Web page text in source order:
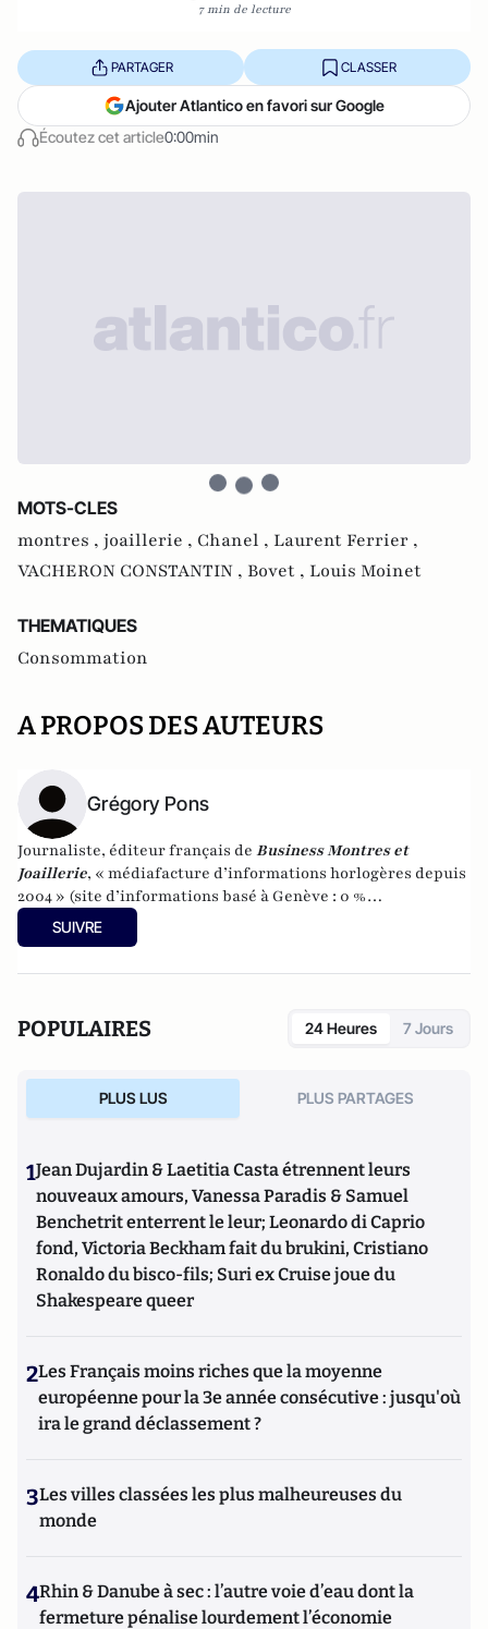
7 min de lecture
Écoutez cet article0:00min
PARTAGER CLASSER
Ajouter Atlantico en favori sur Google
MOTS-CLES
montres , joaillerie , Chanel , Laurent Ferrier ,
VACHERON CONSTANTIN , Bovet , Louis Moinet
THEMATIQUES
Consommation
A PROPOS DES AUTEURS
Grégory Pons
Journaliste, éditeur français de Business Montres et
Joaillerie, « médiafacture d’informations horlogères depuis
2004 » (site d’informations basé à Genève : 0 %
publicité-100 % liberté), spécialiste du marketing horloger
et de l’analyse des marchés de la montre.
SUIVRE
POPULAIRES 24 Heures 7 Jours
PLUS LUS PLUS PARTAGES
1Jean Dujardin & Laetitia Casta étrennent leurs
nouveaux amours, Vanessa Paradis & Samuel
Benchetrit enterrent le leur; Leonardo di Caprio
fond, Victoria Beckham fait du brukini, Cristiano
Ronaldo du bisco-fils; Suri ex Cruise joue du
Shakespeare queer
2Les Français moins riches que la moyenne
européenne pour la 3e année consécutive : jusqu'où
ira le grand déclassement ?
3Les villes classées les plus malheureuses du
monde
4Rhin & Danube à sec : l’autre voie d’eau dont la
fermeture pénalise lourdement l’économie